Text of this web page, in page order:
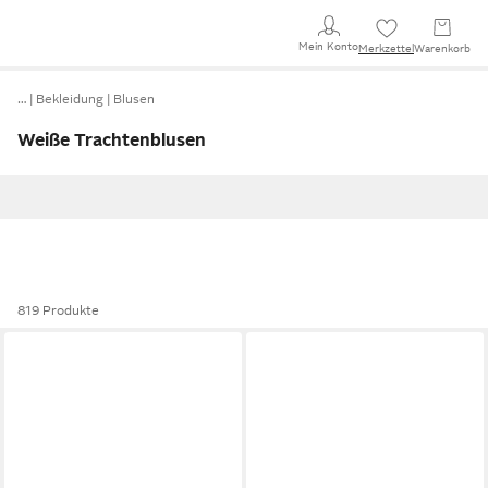
Mein KontoMerkzettel Warenkorb
… Bekleidung Blusen
Weiße Trachtenblusen
819 Produkte